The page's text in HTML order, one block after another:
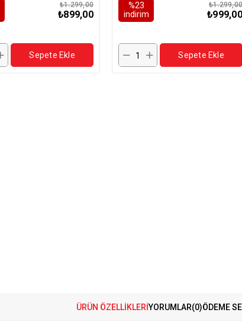
₺899,00
₺1.299,00
Sepete Ekle
%23
i̇ndirim
₺999,00
₺1.299,00
Sepete Ekle
ÜRÜN ÖZELLIKLERIYORUMLAR(0)ÖDEME